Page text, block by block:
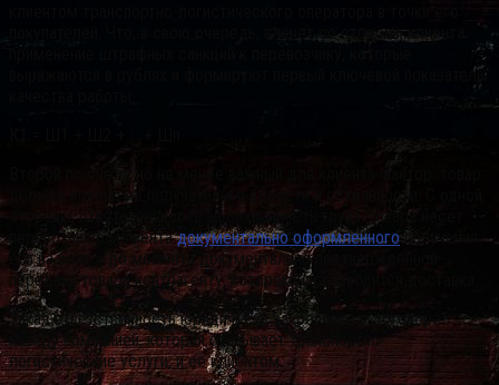
покупателей. Что, в свою очередь, влечет со стороны клиента
выражаются в рублях и формируют первый ключевой показатель
должен прибыть к получателю в целости и сохранности. С одной
стороны, ответственность за сохранность груза/товара несет
перевозчик с моментадокументально оформленногополучения
его на борт и до момента документально подтвержденной
передачи товара контрагенту, которому производится доставка.
Такая ответственность юридически закреплена в договоре
между компанией, которая оказывает транспортно-
логистические услуги, и ее клиентом.